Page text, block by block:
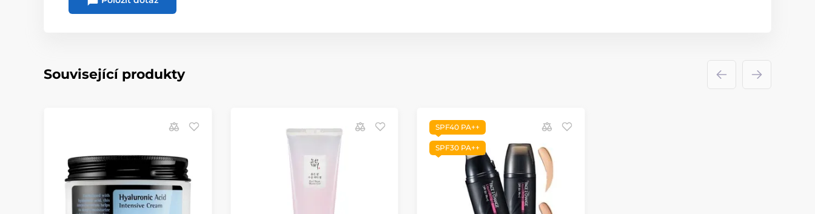
Související produkty
SPF40 PA++
SPF30 PA++